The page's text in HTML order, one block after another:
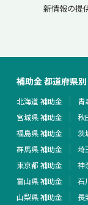
新情報の提
補助金 都道府県別
北海道 補助金 青
宮城県 補助金
秋
福島県 補助金
茨
群馬県 補助金
埼
東京都 補助金
神
富山県 補助金
石
山梨県 補助金
長